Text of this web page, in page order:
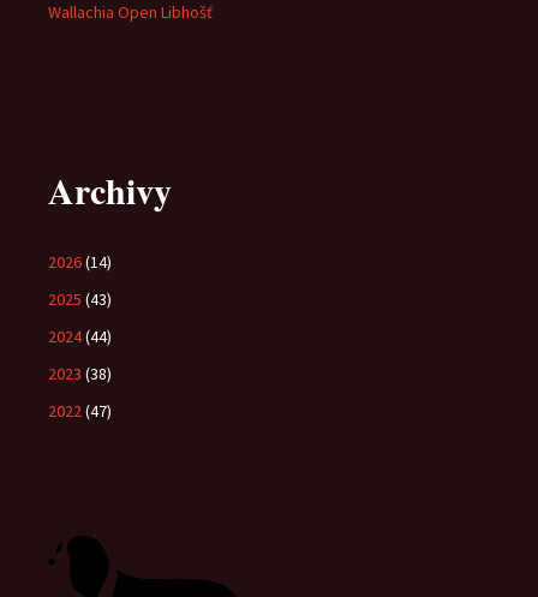
Wallachia Open Libhošť
Archivy
2026(14)
2025 (43)
2024(44)
2023 (38)
2022(47)